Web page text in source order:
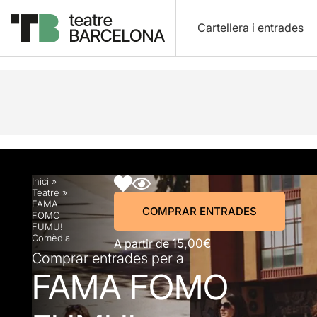
Cartellera i entrades
Descripció Horaris Fitxa artística Info
Inici »
Teatre »
FAMA
FOMO
FUMU!
Comèdia
A partir de15,00€
COMPRAR ENTRADES
Comprar entrades per a
FAMA FOMO